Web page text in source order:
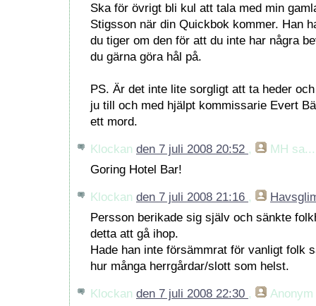
Ska för övrigt bli kul att tala med min
Stigsson när din Quickbok kommer. Han
du tiger om den för att du inte har några
du gärna göra hål på.
PS. Är det inte lite sorgligt att ta heder
ju till och med hjälpt kommissarie Evert
ett mord.
Klockan den 7 juli 2008 20:52 , MH sa...
Goring Hotel Bar!
Klockan den 7 juli 2008 21:16 ,
Persson berikade sig själv och sänkte
detta att gå ihop.
Hade han inte försämmrat för vanligt folk
hur många herrgårdar/slott som helst.
Klockan den 7 juli 2008 22:30 , Anonym